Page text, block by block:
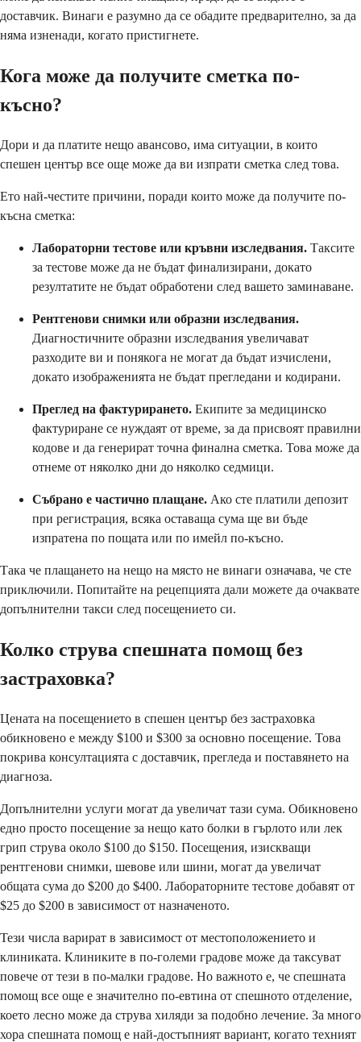
доставчик. Винаги е разумно да се обадите предварително, за да
няма изненади, когато пристигнете.
Кога може да получите сметка по-
късно?
Дори и да платите нещо авансово, има ситуации, в които
спешен център все още може да ви изпрати сметка след това.
Ето най-честите причини, поради които може да получите по-
късна сметка:
Лабораторни тестове или кръвни изследвания. Таксите
за тестове може да не бъдат финализирани, докато
резултатите не бъдат обработени след вашето заминаване.
Рентгенови снимки или образни изследвания.
Диагностичните образни изследвания увеличават
разходите ви и понякога не могат да бъдат изчислени,
докато изображенията не бъдат прегледани и кодирани.
Преглед на фактурирането. Екипите за медицинско
фактуриране се нуждаят от време, за да присвоят правилни
кодове и да генерират точна финална сметка. Това може да
отнеме от няколко дни до няколко седмици.
Събрано е частично плащане. Ако сте платили депозит
при регистрация, всяка оставаща сума ще ви бъде
изпратена по пощата или по имейл по-късно.
Така че плащането на нещо на място не винаги означава, че сте
приключили. Попитайте на рецепцията дали можете да очаквате
допълнителни такси след посещението си.
Колко струва спешната помощ без
застраховка?
Цената на посещението в спешен център без застраховка
обикновено е между $100 и $300 за основно посещение. Това
покрива консултацията с доставчик, прегледа и поставянето на
диагноза.
Допълнителни услуги могат да увеличат тази сума. Обикновено
едно просто посещение за нещо като болки в гърлото или лек
грип струва около $100 до $150. Посещения, изискващи
рентгенови снимки, шевове или шини, могат да увеличат
общата сума до $200 до $400. Лабораторните тестове добавят от
$25 до $200 в зависимост от назначеното.
Тези числа варират в зависимост от местоположението и
клиниката. Клиниките в по-големи градове може да таксуват
повече от тези в по-малки градове. Но важното е, че спешната
помощ все още е значително по-евтина от спешното отделение,
което лесно може да струва хиляди за подобно лечение. За много
хора спешната помощ е най-достъпният вариант, когато техният